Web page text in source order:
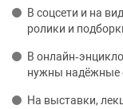
В соцсети и на
ролики и
В
нужны надёжные
На выставки,